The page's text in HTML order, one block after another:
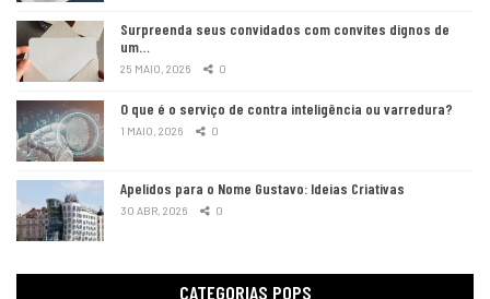
Surpreenda seus convidados com convites dignos de
um…
25 MAIO, 2026 0
O que é o serviço de contra inteligência ou varredura?
1 MAIO, 2026 0
Apelidos para o Nome Gustavo: Ideias Criativas
30 ABR, 2026 0
CATEGORIAS POPS